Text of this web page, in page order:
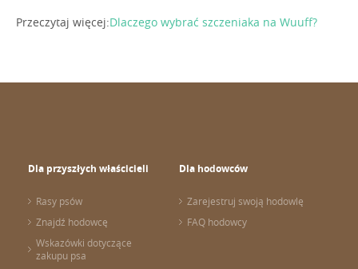
Przeczytaj więcej:Dlaczego wybrać szczeniaka na Wuuff?
Dla przyszłych właścicieli
Rasy psów
Znajdź hodowcę
Wskazówki dotyczące
zakupu psa
Dla hodowców
Zarejestruj swoją hodowlę
FAQ hodowcy